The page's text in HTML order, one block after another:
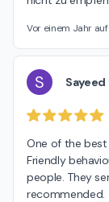
Vor einem Jahr auf
S Sayeed
One of the best
Friendly
people. They
recommended.